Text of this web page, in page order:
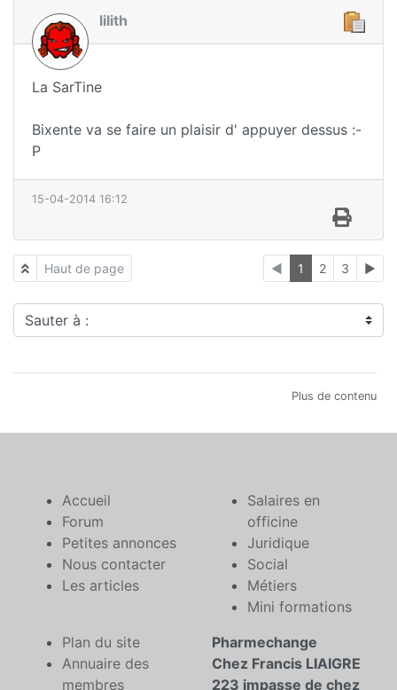
lilith
La SarTine
Bixente va se faire un plaisir d' appuyer dessus :-
P
15-04-2014 16:12
Haut de page ◄ 1 2 3 ►
Sauter à :
Plus de contenu
Accueil
Forum
Petites annonces
Nous contacter
Les articles
Salaires en
officine
Juridique
Social
Métiers
Mini formations
Plan du site
Annuaire des
membres
Pharmechange
Chez Francis LIAIGRE
223 impasse de chez